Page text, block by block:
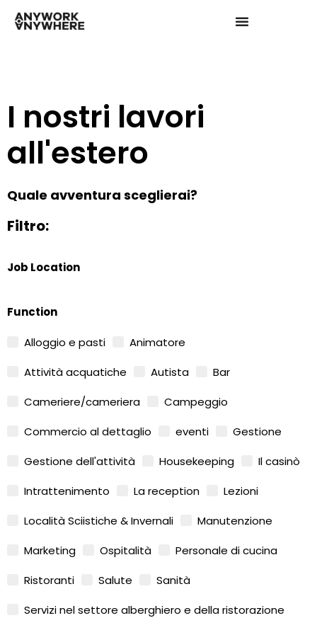
I nostri lavori
all'estero
Quale avventura sceglierai?
Filtro:
Job Location
Function
Alloggio e pasti
Animatore
Attività acquatiche
Autista
Bar
Cameriere/cameriera
Campeggio
Commercio al dettaglio
eventi
Gestione
Gestione dell'attività
Housekeeping
Il casinò
Intrattenimento
La reception
Lezioni
Località Sciistiche & Invernali
Manutenzione
Marketing
Ospitalità
Personale di cucina
Ristoranti
Salute
Sanità
Servizi nel settore alberghiero e della ristorazione